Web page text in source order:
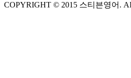
COPYRIGHT © 2015 스티븐영어 .